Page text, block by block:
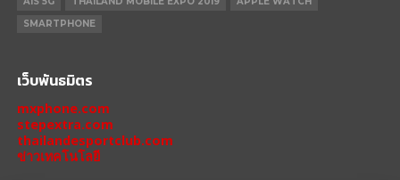
SMARTPHONE
เว็บพันธมิตร
mxphone.com
stepextra.com
thailandesportclub.com
ข่าวเทคโนโลยี